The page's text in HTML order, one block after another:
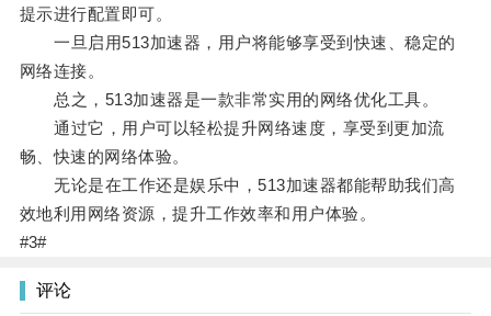
提示进行配置即可。
一旦启用513加速器，用户将能够享受到快速、稳定的
网络连接。
总之，513加速器是一款非常实用的网络优化工具。
通过它，用户可以轻松提升网络速度，享受到更加流
畅、快速的网络体验。
无论是在工作还是娱乐中，513加速器都能帮助我们高
效地利用网络资源，提升工作效率和用户体验。
#3#
评论